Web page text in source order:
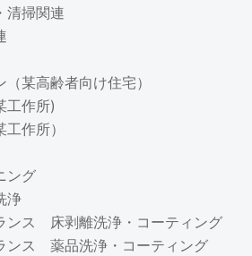
清掃関連
某高齢者向け住宅）
工作所)
作所）
ング
浄
ス 床剥離洗浄・コーティング
ス 薬品洗浄・コーティング